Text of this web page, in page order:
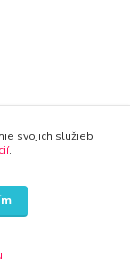
svojich služieb
.
.